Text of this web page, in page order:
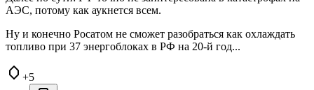
АЭС, потому как аукнется всем.
Ну и конечно Росатом не сможет разобраться как охлаждать
топливо при 37 энергоблоках в РФ на 20-й год...
+5